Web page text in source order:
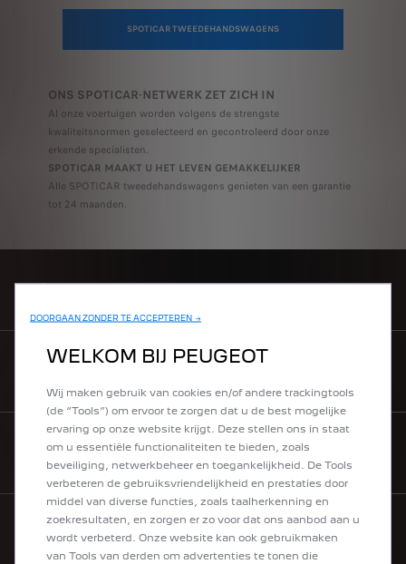
SPOTICAR TWEEDEHANDSWAGENS
ONS SPOTICAR-NETWERK ZET ZICH IN
Al onze voertuigen worden volgens de strengste
kwaliteitsnormen geselecteerd en gecontroleerd door onze
erkende specialisten.
SPOTICAR MAAKT U HET LEVEN GEMAKKELIJKER
Alle SPOTICAR tweedehandswagens genieten van een garantie
tot 24 maanden.
LIFESTYLEBOETIEK
BROCHURES & PRIJZEN
DOORGAAN ZONDER TE ACCEPTEREN →
WELKOM BIJ PEUGEOT
Wij maken gebruik van cookies en/of andere trackingtools
(de “Tools”) om ervoor te zorgen dat u de best mogelijke
ervaring op onze website krijgt. Deze stellen ons in staat
om u essentiële functionaliteiten te bieden, zoals
beveiliging, netwerkbeheer en toegankelijkheid. De Tools
verbeteren de gebruiksvriendelijkheid en prestaties door
middel van diverse functies, zoals taalherkenning en
zoekresultaten, en zorgen er zo voor dat ons aanbod aan u
wordt verbeterd. Onze website kan ook gebruikmaken
van Tools van derden om advertenties te tonen die